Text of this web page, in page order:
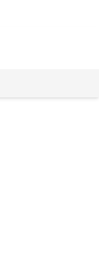
– per Bahn